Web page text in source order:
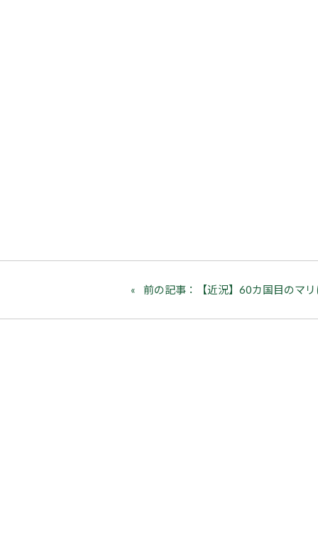
前の記事：【近況】60カ国目のマ